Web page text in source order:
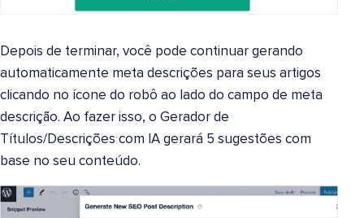
Depois de terminar, você pode continuar gerando
automaticamente meta descrições para seus artigos
clicando no ícone do robô ao lado do campo de meta
descrição. Ao fazer isso, o Gerador de
Títulos/Descrições com IA gerará 5 sugestões com
base no seu conteúdo.